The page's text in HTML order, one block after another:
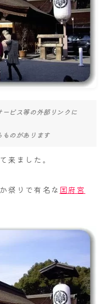
ビス等の外部リンクに
ものがあります
来ました。
祭りで有名な 国府宮